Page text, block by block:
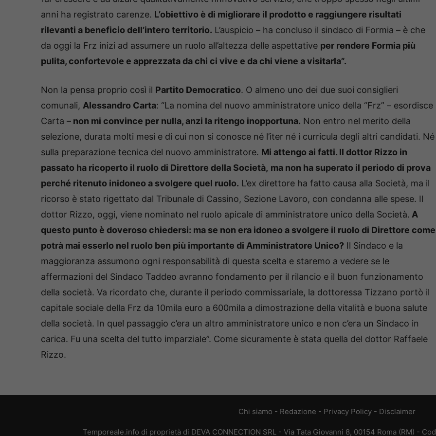
anni ha registrato carenze. L’obiettivo è di migliorare il prodotto e raggiungere risultati
rilevanti a beneficio dell’intero territorio. L’auspicio – ha concluso il sindaco di Formia – è che
da oggi la Frz inizi ad assumere un ruolo all’altezza delle aspettative per rendere Formia più
pulita, confortevole e apprezzata da chi ci vive e da chi viene a visitarla”.
Non la pensa proprio così il Partito Democratico. O almeno uno dei due suoi consiglieri
comunali, Alessandro Carta: “La nomina del nuovo amministratore unico della “Frz” – esordisce
Carta – non mi convince per nulla, anzi la ritengo inopportuna. Non entro nel merito della
selezione, durata molti mesi e di cui non si conosce né l’iter né i curricula degli altri candidati. Né
sulla preparazione tecnica del nuovo amministratore. Mi attengo ai fatti. Il dottor Rizzo in
passato ha ricoperto il ruolo di Direttore della Società, ma non ha superato il periodo di prova
perché ritenuto inidoneo a svolgere quel ruolo. L’ex direttore ha fatto causa alla Società, ma il
ricorso è stato rigettato dal Tribunale di Cassino, Sezione Lavoro, con condanna alle spese. Il
dottor Rizzo, oggi, viene nominato nel ruolo apicale di amministratore unico della Società. A
questo punto è doveroso chiedersi: ma se non era idoneo a svolgere il ruolo di Direttore come
potrà mai esserlo nel ruolo ben più importante di Amministratore Unico? Il Sindaco e la
maggioranza assumono ogni responsabilità di questa scelta e staremo a vedere se le
affermazioni del Sindaco Taddeo avranno fondamento per il rilancio e il buon funzionamento
della società. Va ricordato che, durante il periodo commissariale, la dottoressa Tizzano portò il
capitale sociale della Frz da 10mila euro a 600mila a dimostrazione della vitalità e buona salute
della società. In quel passaggio c’era un altro amministratore unico e non c’era un Sindaco in
carica. Fu una scelta del tutto imparziale”. Come sicuramente è stata quella del dottor Raffaele
Rizzo.
Chi siamo - Redazione - Privacy Policy - Disclaimer
Temporeale.info di proprietà di DEVA CONNECTION SRL - Via Tata Giovanni 8, 00154 Roma (RM) -